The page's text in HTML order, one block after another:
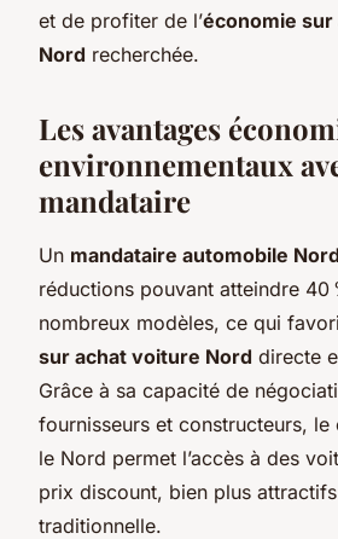
et de profiter de l’économie
Nord recherchée.
Les avantages
environnementaux
mandataire
Un mandataire automobile Nord
réductions pouvant atteindre 40
nombreux modèles, ce qui
sur achat voiture Nord directe
Grâce à sa capacité de
fournisseurs et constructeurs,
le Nord permet l’accès à des
prix discount, bien plus attractifs
traditionnelle.